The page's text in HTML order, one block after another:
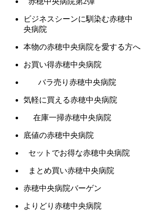
ビジネスシーンに馴染む赤穂中
央病院
本物の赤穂中央病院を愛する方へ
お買い得赤穂中央病院
バラ売り赤穂中央病院
気軽に買える赤穂中央病院
在庫一掃赤穂中央病院
底値の赤穂中央病院
セットでお得な赤穂中央病院
まとめ買い赤穂中央病院
赤穂中央病院バーゲン
よりどり赤穂中央病院